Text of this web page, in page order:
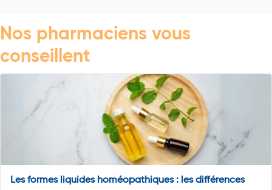
Nos pharmaciens vous
conseillent
Les formes liquides homéopathiques : les différences